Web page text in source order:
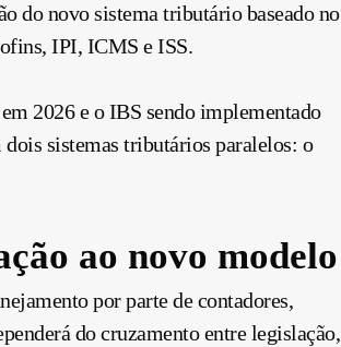
do novo sistema tributário baseado no
IPI, ICMS e ISS.
2026 e o IBS sendo implementado
sistemas tributários paralelos: o
ao novo modelo
por parte de contadores,
do cruzamento entre legislação,